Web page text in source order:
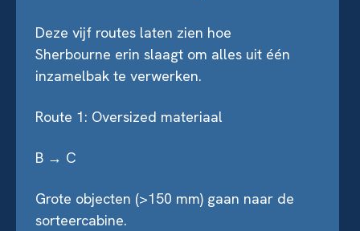
Deze vijf routes laten zien hoe
Sherbourne erin slaagt om alles uit één
inzamelbak te verwerken.
Route 1: Oversized materiaal
B → C
Grote objecten (>150 mm) gaan naar de
sorteercabine.